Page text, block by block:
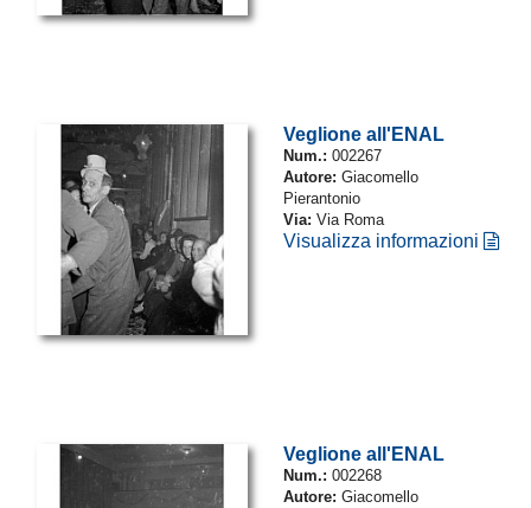
Veglione all'ENAL
Num.: 002267
Autore: Giacomello
Pierantonio
Via: Via Roma
Visualizza informazioni
Veglione all'ENAL
Num.: 002268
Autore: Giacomello